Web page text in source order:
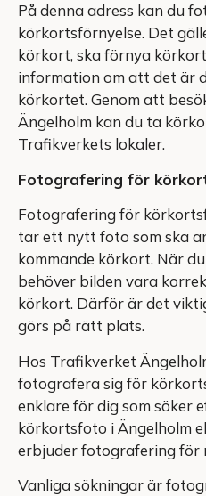
På denna adress kan du
körkortsförnyelse. Det
körkort, ska förnya
information om att det är
körkortet. Genom att
Ängelholm kan du ta
Trafikverkets lokaler.
Fotografering för
Fotografering för
tar ett nytt foto som ska
kommande körkort. När
behöver bilden vara
körkort. Därför är det
görs på rätt plats.
Hos Trafikverket
fotografera sig för
enklare för dig som söker
körkortsfoto i Ängelholm
erbjuder fotografering för
Vanliga sökningar är